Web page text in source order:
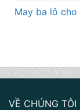
May ba lô
VỀ CHÚNG TÔI